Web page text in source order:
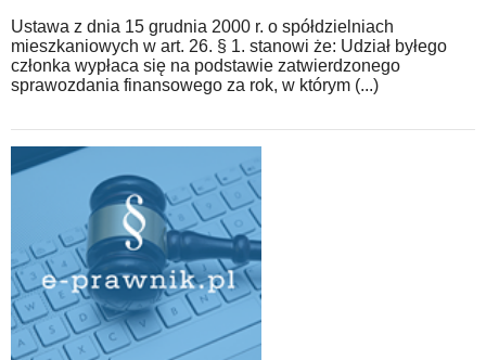
Ustawa z dnia 15 grudnia 2000 r. o spółdzielniach
mieszkaniowych w art. 26. § 1. stanowi że: Udział byłego
członka wypłaca się na podstawie zatwierdzonego
sprawozdania finansowego za rok, w którym (...)